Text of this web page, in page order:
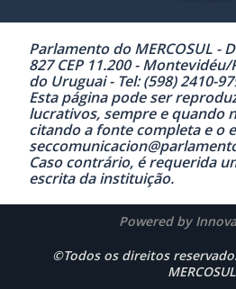
Parlamento do MERCOSUL -
827 CEP 11.200 -
do Uruguai - Tel: (598) 2410-
Esta página pode ser
lucrativos, sempre e quando
citando a fonte completa e o
Caso contrário, é requerida
escrita da instituição.
Powered by
©Todos os direitos
MERCOSUL